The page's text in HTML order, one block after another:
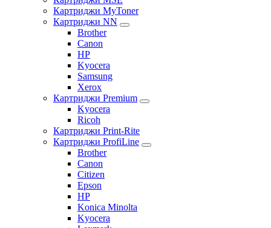
Картриджи MyToner
Картриджи NN
Brother
Canon
HP
Kyocera
Samsung
Xerox
Картриджи Premium
Kyocera
Ricoh
Картриджи Print-Rite
Картриджи ProfiLine
Brother
Canon
Citizen
Epson
HP
Konica Minolta
Kyocera